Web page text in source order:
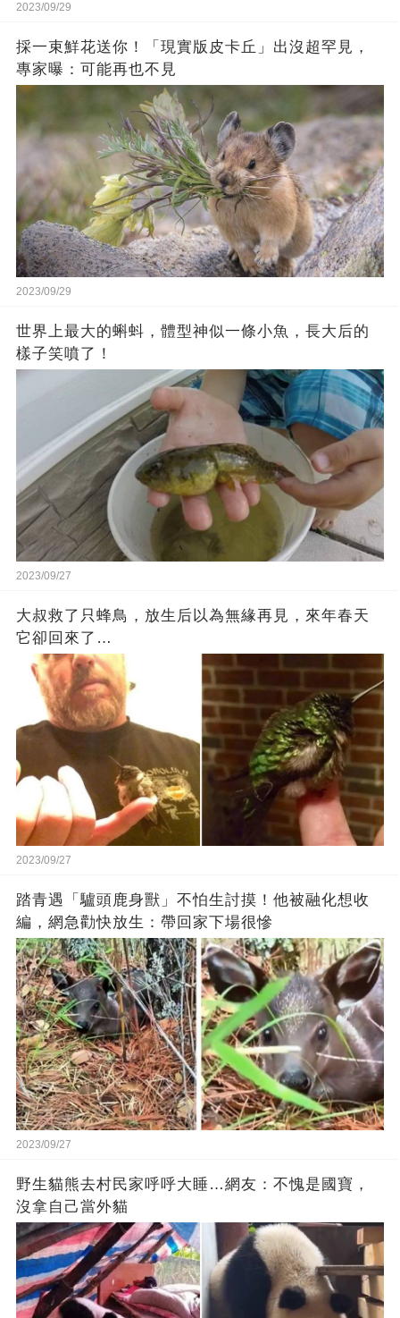
2023/09/29
採一束鮮花送你！「現實版皮卡丘」出沒超罕見，
專家曝：可能再也不見
2023/09/29
世界上最大的蝌蚪，體型神似一條小魚，長大后的
樣子笑噴了！
2023/09/27
大叔救了只蜂鳥，放生后以為無緣再見，來年春天
它卻回來了…
2023/09/27
踏青遇「驢頭鹿身獸」不怕生討摸！他被融化想收
編，網急勸快放生：帶回家下場很慘
2023/09/27
野生貓熊去村民家呼呼大睡…網友：不愧是國寶，
沒拿自己當外貓